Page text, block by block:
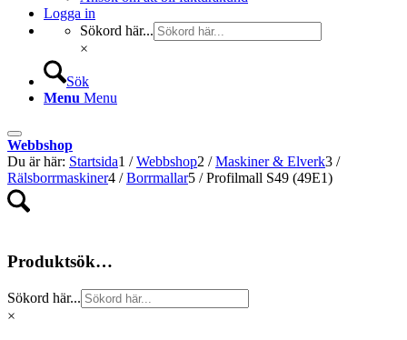
Logga in
Sökord här...
×
Sök
Menu Menu
Webbshop
Du är här: Startsida1 / Webbshop2 / Maskiner & Elverk3 /
Rälsborrmaskiner4 / Borrmallar5 / Profilmall S49 (49E1)
Produktsök…
Sökord här...
×